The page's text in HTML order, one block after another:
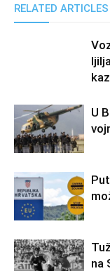
RELATED ARTICLES
U
na